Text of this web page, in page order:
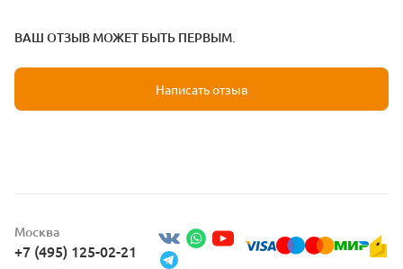
ВАШ ОТЗЫВ МОЖЕТ БЫТЬ ПЕРВЫМ.
Написать отзыв
Москва
+7 (495) 125-02-21